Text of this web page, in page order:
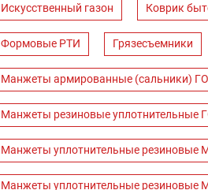
Искусственный газон Коврик
Формовые РТИ Грязесъемники
Манжеты армированные (сальники)
Манжеты резиновые уплотнительные
Манжеты уплотнительные резиновые
Манжеты уплотнительные резиновые